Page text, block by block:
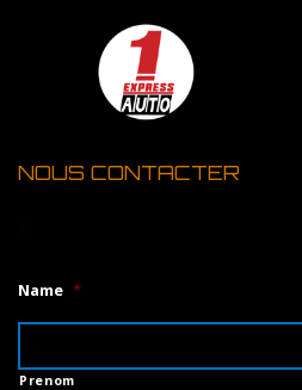
NOUS CONTACTER
Name *
Prenom